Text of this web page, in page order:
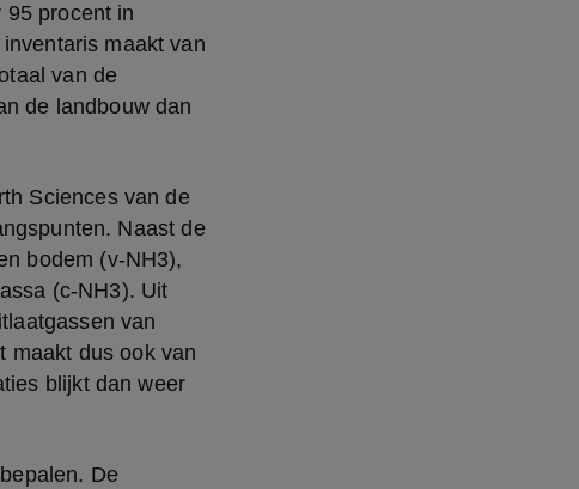
procent in
maakt van
van de
de landbouw dan
Sciences van de
Naast de
bodem (v-NH3),
(c-NH3). Uit
van
maakt dus ook van
blijkt dan weer
De